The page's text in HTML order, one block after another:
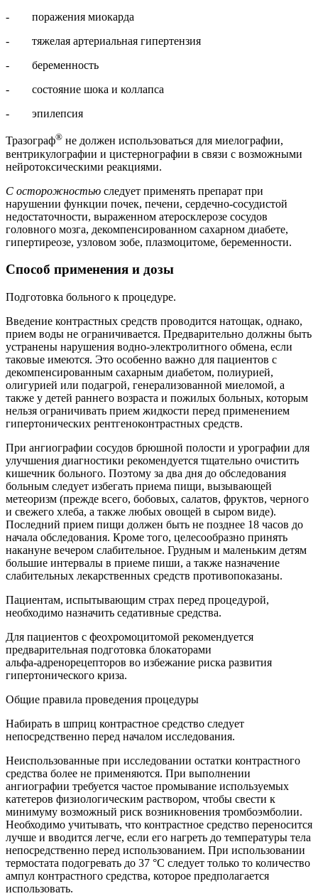
- поражения миокарда
- тяжелая артериальная гипертензия
- беременность
- состояние шока и коллапса
- эпилепсия
Тразограф® не должен использоваться для миелографии,
вентрикулографии и цистернографии в связи с возможными
нейротоксическими реакциями.
С осторожностью следует применять препарат при
нарушении функции почек, печени, сердечно‑сосудистой
недостаточности, выраженном атеросклерозе сосудов
головного мозга, декомпенсированном сахарном диабете,
гипертиреозе, узловом зобе, плазмоцитоме, беременности.
Способ применения и дозы
Подготовка больного к процедуре.
Введение контрастных средств проводится натощак, однако,
прием воды не ограничивается. Предварительно должны быть
устранены нарушения водно‑электролитного обмена, если
таковые имеются. Это особенно важно для пациентов с
декомпенсированным сахарным диабетом, полиурией,
олигурией или подагрой, генерализованной миеломой, а
также у детей раннего возраста и пожилых больных, которым
нельзя ограничивать прием жидкости перед применением
гипертонических рентгеноконтрастных средств.
При ангиографии сосудов брюшной полости и урографии для
улучшения диагностики рекомендуется тщательно очистить
кишечник больного. Поэтому за два дня до обследования
больным следует избегать приема пищи, вызывающей
метеоризм (прежде всего, бобовых, салатов, фруктов, черного
и свежего хлеба, а также любых овощей в сыром виде).
Последний прием пищи должен быть не позднее 18 часов до
начала обследования. Кроме того, целесообразно принять
накануне вечером слабительное. Грудным и маленьким детям
большие интервалы в приеме пиши, а также назначение
слабительных лекарственных средств противопоказаны.
Пациентам, испытывающим страх перед процедурой,
необходимо назначить седативные средства.
Для пациентов с феохромоцитомой рекомендуется
предварительная подготовка блокаторами
альфа‑адренорецепторов во избежание риска развития
гипертонического криза.
Общие правила проведения процедуры
Набирать в шприц контрастное средство следует
непосредственно перед началом исследования.
Неиспользованные при исследовании остатки контрастного
средства более не применяются. При выполнении
ангиографии требуется частое промывание используемых
катетеров физиологическим раствором, чтобы свести к
минимуму возможный риск возникновения тромбоэмболии.
Необходимо учитывать, что контрастное средство переносится
лучше и вводится легче, если его нагреть до температуры тела
непосредственно перед использованием. При использовании
термостата подогревать до 37 °С следует только то количество
ампул контрастного средства, которое предполагается
использовать.